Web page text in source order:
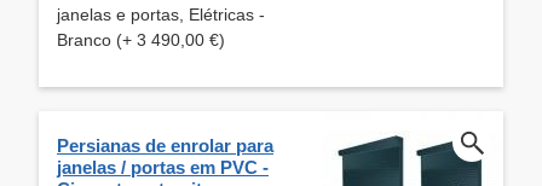
janelas e portas, Elétricas -
Branco (+ 3 490,00 €)
Persianas de enrolar para
janelas / portas em PVC -